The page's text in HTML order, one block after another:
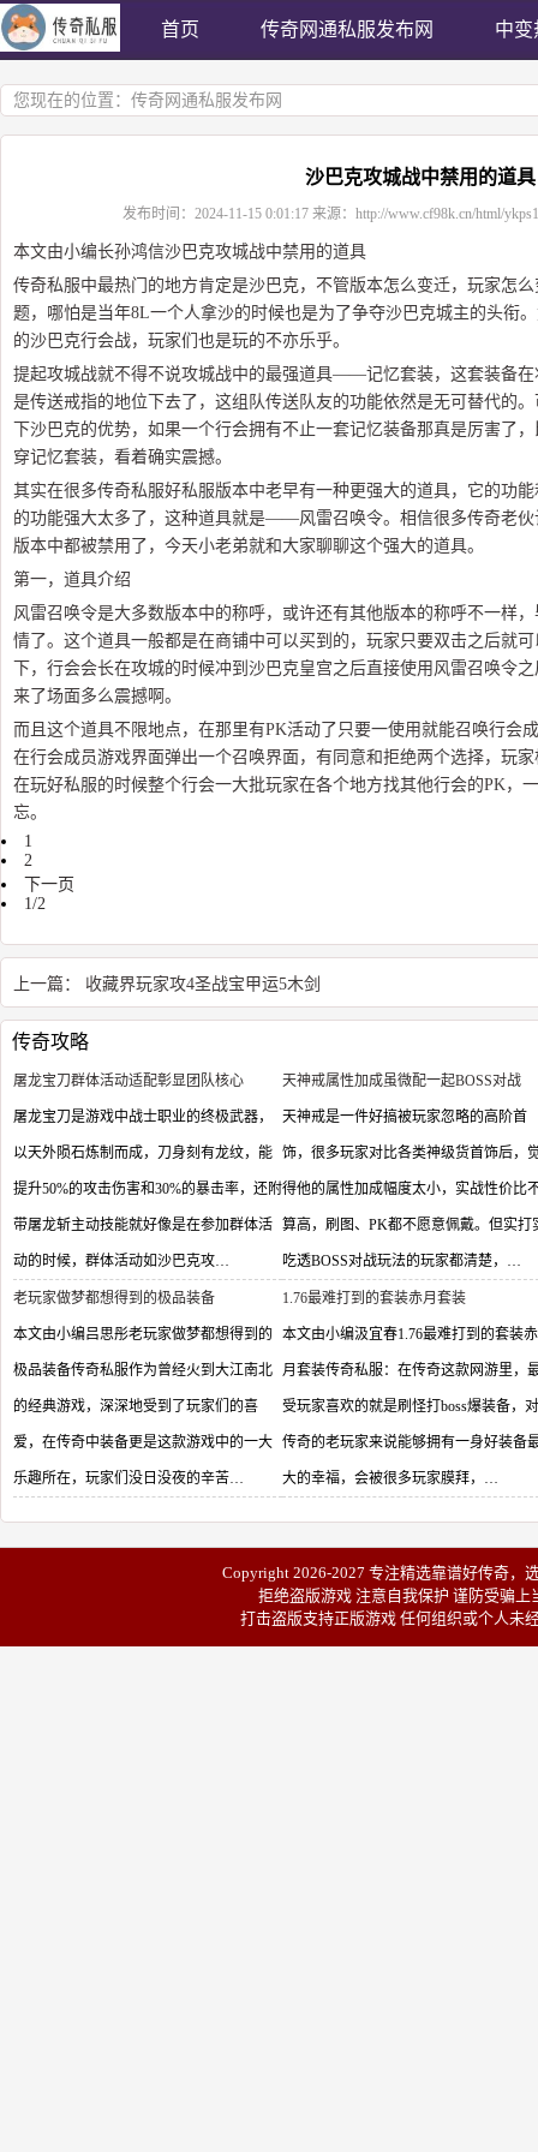
首页 传奇网通私服发布网 中变
您现在的位置： 传奇网通私服发布网
沙巴克攻城战中禁用的道具
发布时间： 2024-11-15 0:01:17来源： http://www.cf98k.cn/html/
本文由小编长孙鸿信沙巴克攻城战中禁用的道具
传奇私服中最热门的地方肯定是沙巴克，不管版本怎么变迁，玩家怎
题，哪怕是当年8L一个人拿沙的时候也是为了争夺沙巴克城主的头衔
的沙巴克行会战，玩家们也是玩的不亦乐乎。
提起攻城战就不得不说攻城战中的最强道具——记忆套装，这套装备在
是传送戒指的地位下去了，这组队传送队友的功能依然是无可替代的
下沙巴克的优势，如果一个行会拥有不止一套记忆装备那真是厉害了
穿记忆套装，看着确实震撼。
其实在很多传奇私服好私服版本中老早有一种更强大的道具，它的功
的功能强大太多了，这种道具就是——风雷召唤令。相信很多传奇老
版本中都被禁用了，今天小老弟就和大家聊聊这个强大的道具。
第一，道具介绍
风雷召唤令是大多数版本中的称呼，或许还有其他版本的称呼不一样
情了。这个道具一般都是在商铺中可以买到的，玩家只要双击之后就
下，行会会长在攻城的时候冲到沙巴克皇宫之后直接使用风雷召唤令
来了场面多么震撼啊。
而且这个道具不限地点，在那里有PK活动了只要一使用就能召唤行会
在行会成员游戏界面弹出一个召唤界面，有同意和拒绝两个选择，玩
在玩好私服的时候整个行会一大批玩家在各个地方找其他行会的PK，
忘。
1
2
下一页
1/2
上一篇： 收藏界玩家攻4圣战宝甲运5木剑
传奇攻略
屠龙宝刀群体活动适配彰显团队核心
屠龙宝刀是游戏中战士职业的终极武器，
以天外陨石炼制而成，刀身刻有龙纹，能
提升50%的攻击伤害和30%的暴击率，还附
带屠龙斩主动技能就好像是在参加群体活
动的时候，群体活动如沙巴克攻…
天神戒属性加成虽微配一起BOSS对战
天神戒是一件好搞被玩家忽略的高阶首
饰，很多玩家对比各类神级货首饰后，
得他的属性加成幅度太小，实战性价比
算高，刷图、PK都不愿意佩戴。但实打
吃透BOSS对战玩法的玩家都清楚，…
老玩家做梦都想得到的极品装备
本文由小编吕思彤老玩家做梦都想得到的
极品装备传奇私服作为曾经火到大江南北
的经典游戏，深深地受到了玩家们的喜
爱，在传奇中装备更是这款游戏中的一大
乐趣所在，玩家们没日没夜的辛苦…
1.76最难打到的套装赤月套装
本文由小编汲宜春1.76最难打到的套装赤
月套装传奇私服：在传奇这款网游里，
受玩家喜欢的就是刷怪打boss爆装备，对
传奇的老玩家来说能够拥有一身好装备
大的幸福，会被很多玩家膜拜，…
Copyright 2026-2027 专注精选靠谱好传奇，
拒绝盗版游戏 注意自我保护 谨防受骗
打击盗版支持正版游戏 任何组织或个人未